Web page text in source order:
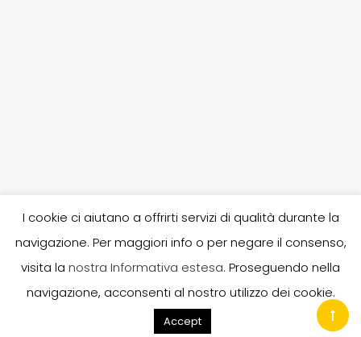
P. IVA 02253380303, R.E.A. 246682, A.I.A. 80030, N. iscr. Reg.
Imprese UD 02253380303, Capitale sociale i.v.: 10.400,00 -
info@gruppobost.it © 2020 Bost Group S.r.l.
I cookie ci aiutano a offrirti servizi di qualità durante la
navigazione. Per maggiori info o per negare il consenso,
visita la nostra Informativa estesa. Proseguendo nella
navigazione, acconsenti al nostro utilizzo dei cookie.
Accept